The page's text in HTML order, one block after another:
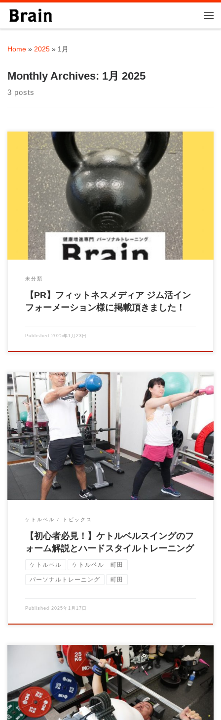
Skip to content
Home » 2025 » 1月
Monthly Archives: 1月 2025
3 posts
◼︎フィットネスメディア ジム活インフォーメーション にて「東
京都郊外のおすすめパーソ […]
未分類
【PR】フィットネスメディア ジム活イン
フォーメーション様に掲載頂きました！
Published 2025年1月23日
こんにちは、パーソナルトレーニングジムBrainの大石です！ 今
回は、ケトルベルを使ったトレーニング […]
ケトルベル トピックス
【初心者必見！】ケトルベルスイングのフ
ォーム解説とハードスタイルトレーニング
ケトルベル ケトルベル 町田
パーソナルトレーニング 町田
Published 2025年1月17日
皆さん、こんにちは！パーソナルトレーニングジムBrainです。
今回は、筋トレBIG3の一つであり、 […]